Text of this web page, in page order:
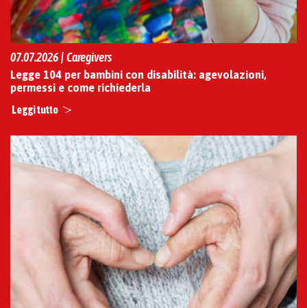
07.07.2026 | Caregivers
Legge 104 per bambini con disabilità: agevolazioni,
permessi e come richiederla
Leggi tutto